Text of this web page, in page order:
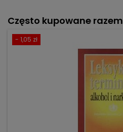
Często kupowane razem
- 1,05 zł